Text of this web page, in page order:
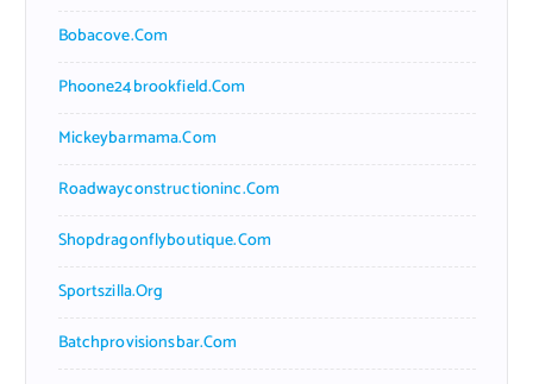
Bobacove.com
Phoone24brookfield.com
Mickeybarmama.com
Roadwayconstructioninc.com
Shopdragonflyboutique.com
Sportszilla.org
Batchprovisionsbar.com